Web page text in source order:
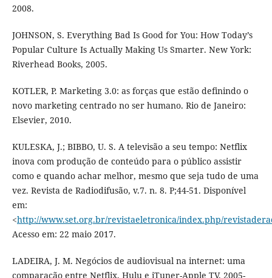
2008.
JOHNSON, S. Everything Bad Is Good for You: How Today’s
Popular Culture Is Actually Making Us Smarter. New York:
Riverhead Books, 2005.
KOTLER, P. Marketing 3.0: as forças que estão definindo o
novo marketing centrado no ser humano. Rio de Janeiro:
Elsevier, 2010.
KULESKA, J.; BIBBO, U. S. A televisão a seu tempo: Netflix
inova com produção de conteúdo para o público assistir
como e quando achar melhor, mesmo que seja tudo de uma
vez. Revista de Radiodifusão, v.7. n. 8. P;44-51. Disponível
em:
<http://www.set.org.br/revistaeletronica/index.php/
Acesso em: 22 maio 2017.
LADEIRA, J. M. Negócios de audiovisual na internet: uma
comparação entre Netflix, Hulu e iTuner-Apple TV, 2005-